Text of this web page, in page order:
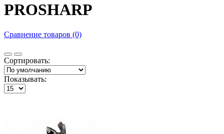
PROSHARP
Сравнение товаров (0)
Сортировать:
Показывать: